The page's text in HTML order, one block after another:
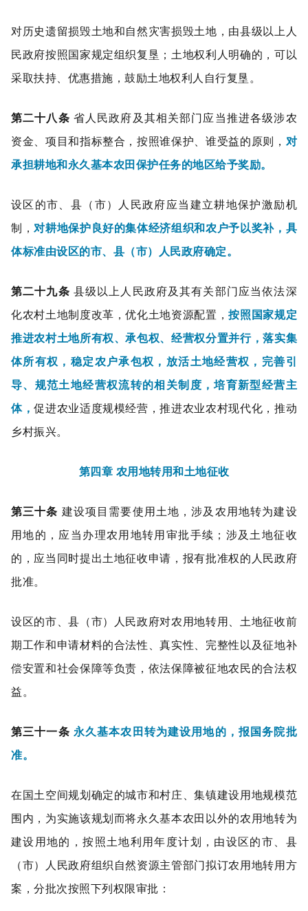
对历史遗留损毁土地和自然灾害损毁土地，由县级以上人
民政府按照国家规定组织复垦；土地权利人明确的，可以
采取扶持、优惠措施，鼓励土地权利人自行复垦。
第二十八条 省人民政府及其相关部门应当推进各级涉农
资金、项目和指标整合，按照谁保护、谁受益的原则， 对
承担耕地和永久基本农田保护任务的地区给予奖励。
设区的市、县（市）人民政府应当建立耕地保护激励机
制，对耕地保护良好的集体经济组织和农户予以奖补，具
体标准由设区的市、县（市）人民政府确定。
第二十九条 县级以上人民政府及其有关部门应当依法深
化农村土地制度改革，优化土地资源配置，按照国家规定
推进农村土地所有权、承包权、经营权分置并行，落实集
体所有权，稳定农户承包权，放活土地经营权，完善引
导、规范土地经营权流转的相关制度，培育新型经营主
体，促进农业适度规模经营，推进农业农村现代化，推动
乡村振兴。
第四章 农用地转用和土地征收
第三十条 建设项目需要使用土地，涉及农用地转为建设
用地的，应当办理农用地转用审批手续；涉及土地征收
的，应当同时提出土地征收申请，报有批准权的人民政府
批准。
设区的市、县（市）人民政府对农用地转用、土地征收前
期工作和申请材料的合法性、真实性、完整性以及征地补
偿安置和社会保障等负责，依法保障被征地农民的合法权
益。
第三十一条 永久基本农田转为建设用地的，报国务院批
准。
在国土空间规划确定的城市和村庄、集镇建设用地规模范
围内，为实施该规划而将永久基本农田以外的农用地转为
建设用地的，按照土地利用年度计划，由设区的市、县
（市）人民政府组织自然资源主管部门拟订农用地转用方
案，分批次按照下列权限审批：